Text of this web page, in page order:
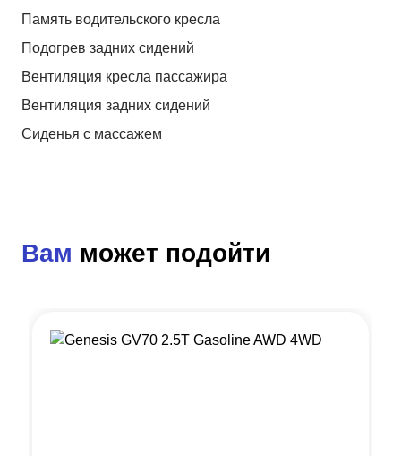
Память водительского кресла
Подогрев задних сидений
Вентиляция кресла пассажира
Вентиляция задних сидений
Сиденья с массажем
Вам может подойти